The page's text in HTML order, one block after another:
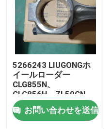
家
5266243 LIUGONGホ
イールローダー
CLG855N、
CLG856H、ZL50CN、
CLG862H エンジン
QSC8のためのエンジ
ン接続棒3│ISL89、
お問い合わせを送信